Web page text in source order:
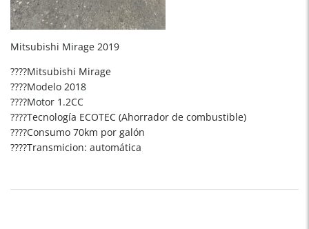
Mitsubishi Mirage 2019
????Mitsubishi Mirage
????Modelo 2018
????Motor 1.2CC
????Tecnología ECOTEC (Ahorrador de combustible)
????Consumo 70km por galón
????Transmicion: automática